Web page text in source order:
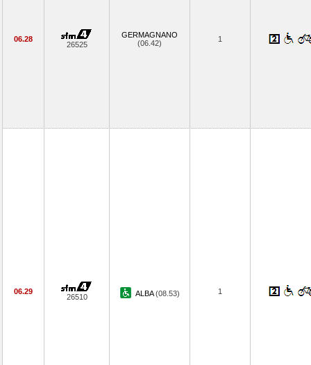
06.28
26525
GERMAGNANO
(06.42)
1
06.29
26510 ALBA(08.53) 1